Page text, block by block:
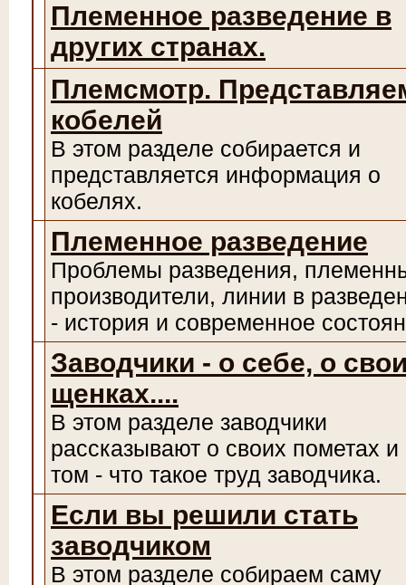
Племенное разведение в
других странах.
Племсмотр.
кобелей
В этом разделе собирается и
представляется информация о
кобелях.
Племенное разведение
Проблемы разведения,
производители, линии в
- история и современное
Заводчики - о себе, о
щенках....
В этом разделе заводчики
рассказывают о своих пометах и
том - что такое труд заводчика.
Если вы решили стать
заводчиком
В этом разделе собираем саму